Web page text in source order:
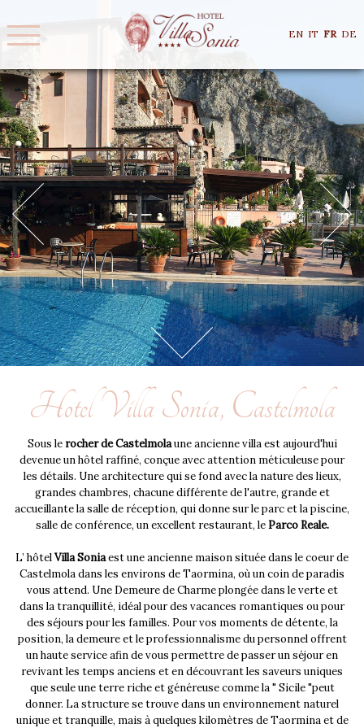
EN IT FR DE
Hotel Villa Sonia, Castelmola
Sous lerocher de Castelmolaune ancienne villa est aujourd'hui
devenue un hôtel raffiné, conçue avec attention méticuleuse pour
les détails. Une architecture qui se fond avec la nature des lieux,
grandes chambres, chacune différente de l'autre, grande et
accueillante la salle de réception, qui donne sur le parc et la piscine,
salle de conférence, un excellent restaurant, leParco Reale.
L’ hôtelVilla Soniaest une ancienne maison située dans le coeur de
Castelmola dans les environs de Taormina, où un coin de paradis
vous attend. Une Demeure de Charme plongée dans le verte et
dans la tranquillité, idéal pour des vacances romantiques ou pour
des séjours pour les familles. Pour vos moments de détente, la
position, la demeure et le professionnalisme du personnel offrent
un haute service afin de vous permettre de passer un séjour en
revivant les temps anciens et en découvrant les saveurs uniques
que seule une terre riche et généreuse comme la " Sicile "peut
donner. La structure se trouve dans un environnement naturel
unique et tranquille, mais à quelques kilomètres de Taormina et de